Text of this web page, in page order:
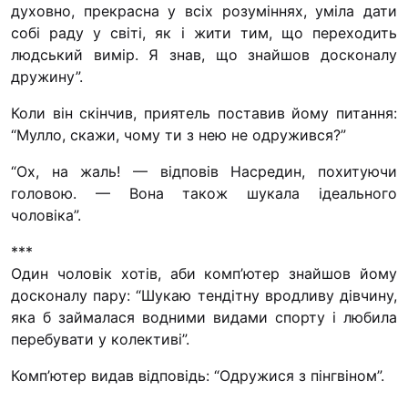
духовно, прекрасна у всіх розуміннях, уміла дати
собі раду у світі, як і жити тим, що переходить
людський вимір. Я знав, що знайшов досконалу
дружину”.
Коли він скінчив, приятель поставив йому питання:
“Мулло, скажи, чому ти з нею не одружився?”
“Ох, на жаль! — відповів Насредин, похитуючи
головою. — Вона також шукала ідеального
чоловіка”.
***
Один чоловік хотів, аби комп’ютер знайшов йому
досконалу пару: “Шукаю тендітну вродливу дівчину,
яка б займалася водними видами спорту і любила
перебувати у колективі”.
Комп’ютер видав відповідь: “Одружися з пінгвіном”.